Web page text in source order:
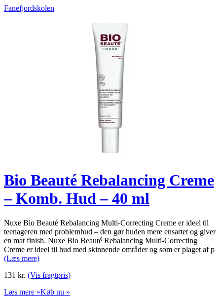
Fanefjordskolen
Bio Beauté Rebalancing Creme
– Komb. Hud – 40 ml
Nuxe Bio Beauté Rebalancing Multi-Correcting Creme er ideel til
teenageren med problemhud – den gør huden mere ensartet og giver
en mat finish. Nuxe Bio Beauté Rebalancing Multi-Correcting
Creme er ideel til hud med skinnende områder og som er plaget af p
(Læs mere)
131 kr. (Vis fragtpris)
Læs mere »Køb nu »